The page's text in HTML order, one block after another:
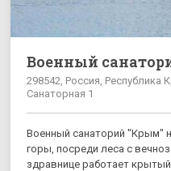
Военный
298542, Россия, Республика
Санаторная 1
Военный санаторий "Крым"
горы, посреди леса с
здравнице работает